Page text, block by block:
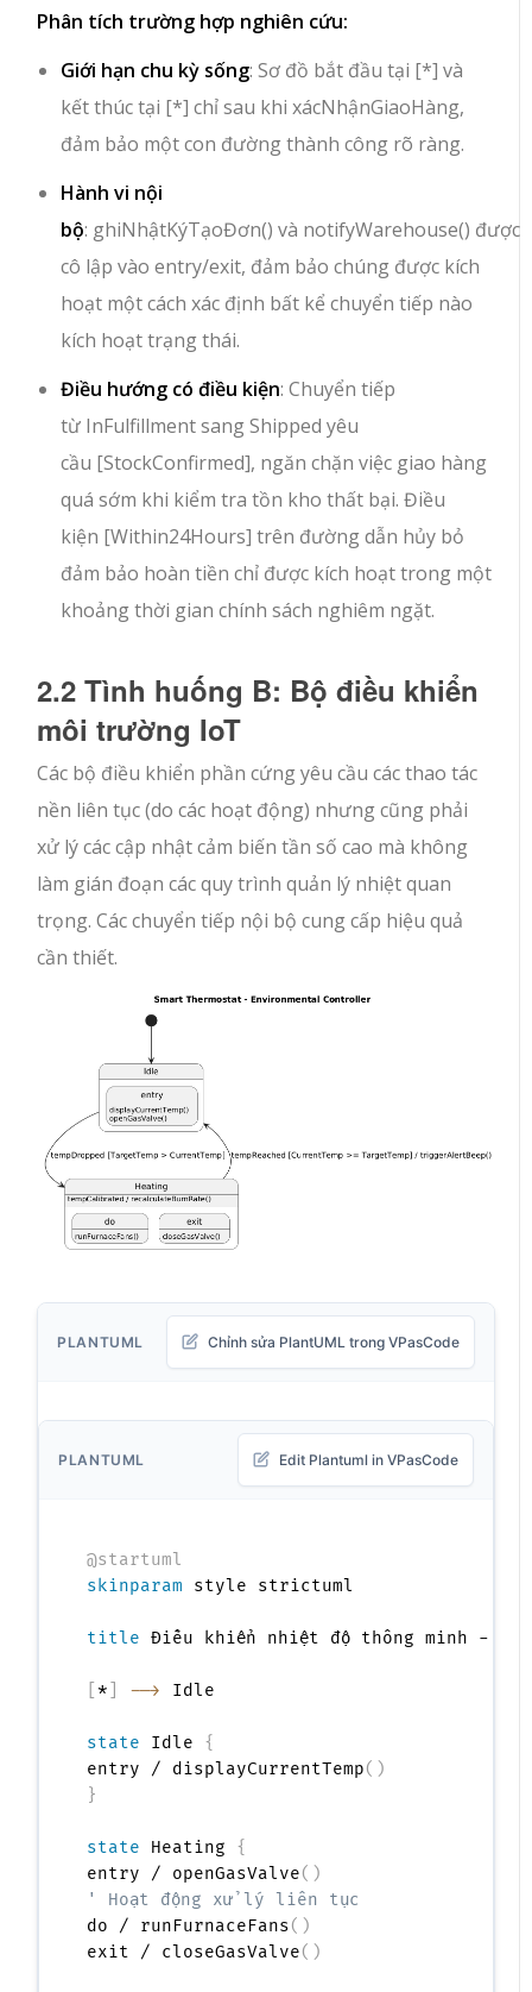
Phân tích trường hợp nghiên cứu:
Giới hạn chu kỳ sống: Sơ đồ bắt đầu tại [*] và
kết thúc tại [*] chỉ sau khixácNhậnGiaoHàng,
đảm bảo một con đường thành công rõ ràng.
Hành vi nội
bộ: ghiNhậtKýTạoĐơn() và notifyWarehouse() được
cô lập vàoentry/exit, đảm bảo chúng được kích
hoạt một cách xác định bất kể chuyển tiếp nào
kích hoạt trạng thái.
Điều hướng có điều kiện: Chuyển tiếp
từ InFulfillmentsangShipped yêu
cầu [StockConfirmed], ngăn chặn việc giao hàng
quá sớm khi kiểm tra tồn kho thất bại. Điều
kiện [Within24Hours] trên đường dẫn hủy bỏ
đảm bảo hoàn tiền chỉ được kích hoạt trong một
khoảng thời gian chính sách nghiêm ngặt.
2.2 Tình huống B: Bộ điều khiển
môi trường IoT
Các bộ điều khiển phần cứng yêu cầu các thao tác
nền liên tục (do các hoạt động) nhưng cũng phải
xử lý các cập nhật cảm biến tần số cao mà không
làm gián đoạn các quy trình quản lý nhiệt quan
trọng. Các chuyển tiếp nội bộ cung cấp hiệu quả
cần thiết.
PLANTUML Chỉnh sửa PlantUML trong VPasCode
PLANTUML Edit Plantuml in VPasCode
@startuml
skinparam style strictuml
title Điều khiển nhiệt độ thông minh - Bộ
* --> Idle
state Idle {
entry / displayCurrentTemp( )
}
state Heating {
entry / openGasValve( )
' Hoạt động xử lý liên tục
do / runFurnaceFans( )
exit / closeGasValve( )